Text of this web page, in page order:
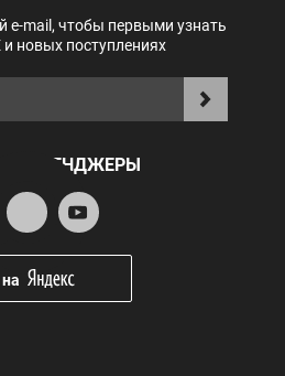
e-mail, чтобы первыми узнать
и новых поступлениях
МЕССЕНДЖЕРЫ